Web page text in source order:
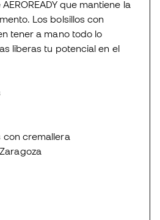
que mantiene la
Los bolsillos con
tener a mano todo lo
liberas tu potencial en el
con cremallera